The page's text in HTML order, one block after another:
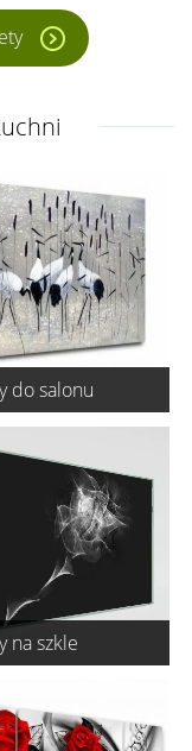
do salonu
na szkle